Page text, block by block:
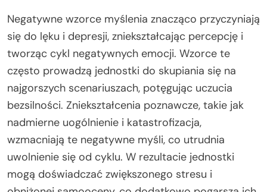
Negatywne wzorce myślenia znacząco przyczyniają
się do lęku i depresji, zniekształcając percepcję i
tworząc cykl negatywnych emocji. Wzorce te
często prowadzą jednostki do skupiania się na
najgorszych scenariuszach, potęgując uczucia
bezsilności. Zniekształcenia poznawcze, takie jak
nadmierne uogólnienie i katastrofizacja,
wzmacniają te negatywne myśli, co utrudnia
uwolnienie się od cyklu. W rezultacie jednostki
mogą doświadczać zwiększonego stresu i